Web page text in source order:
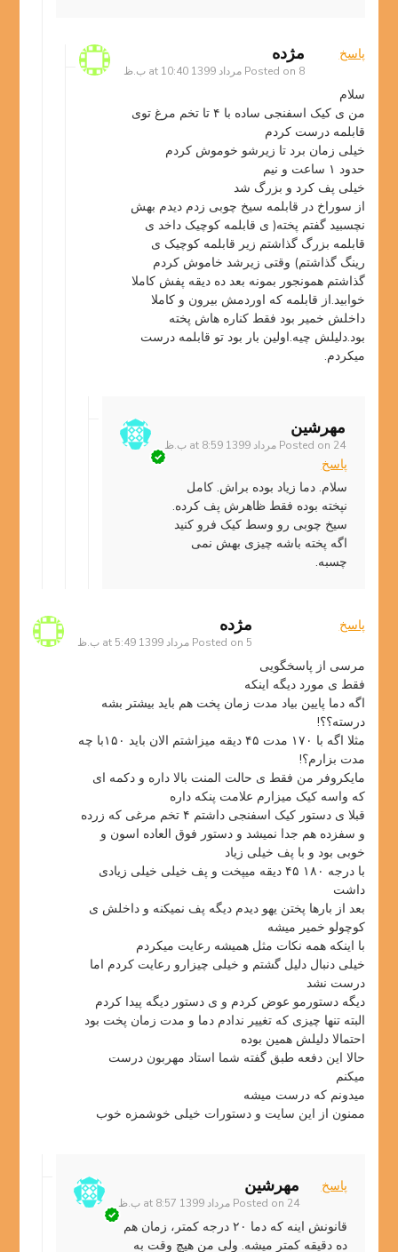
مژده
Posted on 8 مرداد 1399 at 10:40 ب.ظ
پاسخ
سلام
من ی کیک اسفنجی ساده با ۴ تا تخم مرغ توی
قابلمه درست کردم
خیلی زمان برد تا زیرشو خوموش کردم
حدود ۱ ساعت و نیم
خیلی پف کرد و بزرگ شد
از سوراخ در قابلمه سیخ چوبی زدم دیدم بهش
نچسبید گفتم پخته( ی قابلمه کوچیک داخد ی
قابلمه بزرگ گذاشتم زیر قابلمه کوچیک ی
رینگ گذاشتم) وقتی زیرشد خاموش کردم
گذاشتم همونجور بمونه بعد ده دیقه پفش کاملا
خوابید.از قابلمه که اوردمش بیرون و کاملا
داخلش خمیر بود فقط کناره هاش پخته
بود.دلیلش چیه.اولین بار بود تو قابلمه درست
میکردم.
مهرشین
Posted on 24 مرداد 1399 at 8:59 ب.ظ
پاسخ
سلام. دما زیاد بوده براش. کامل
نپخته بوده فقط ظاهرش پف کرده.
سیخ چوبی رو وسط کیک فرو کنید
اگه پخته باشه چیزی بهش نمی
چسبه.
مژده
Posted on 5 مرداد 1399 at 5:49 ب.ظ
پاسخ
مرسی از پاسخگویی
فقط ی مورد دیگه اینکه
اگه دما پایین بیاد مدت زمان پخت هم باید بیشتر بشه
درسته؟؟!
مثلا اگه با ۱۷۰ مدت ۴۵ دیقه میزاشتم الان باید ۱۵۰با چه
مدت بزارم؟!
مایکروفر من فقط ی حالت المنت بالا داره و دکمه ای
که واسه کیک میزارم علامت پنکه داره
قبلا ی دستور کیک اسفنجی داشتم ۴ تخم مرغی که زرده
و سفزده هم جدا نمیشد و دستور فوق العاده اسون و
خوبی بود و با پف خیلی زیاد
با درجه ۱۸۰ ۴۵ دیقه میپخت و پف خیلی خیلی زیادی
داشت
بعد از بارها پختن یهو دیدم دیگه پف نمیکنه و داخلش ی
کوچولو خمیر میشه
با اینکه همه نکات مثل همیشه رعایت میکردم
خیلی دنبال دلیل گشتم و خیلی چیزارو رعایت کردم اما
درست نشد
دیگه دستورمو عوض کردم و ی دستور دیگه پیدا کردم
البته تنها چیزی که تغییر ندادم دما و مدت زمان پخت بود
احتمالا دلیلش همین بوده
حالا این دفعه طبق گفته شما استاد مهربون درست
میکنم
میدونم که درست میشه
ممنون از این سایت و دستورات خیلی خوشمزه خوب
مهرشین
Posted on 24 مرداد 1399 at 8:57 ب.ظ
پاسخ
قانونش اینه که دما ۲۰ درجه کمتر، زمان هم
ده دقیقه کمتر میشه. ولی من هیچ وقت به